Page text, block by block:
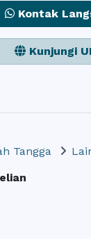
Kontak
Kunjungi
Tangga